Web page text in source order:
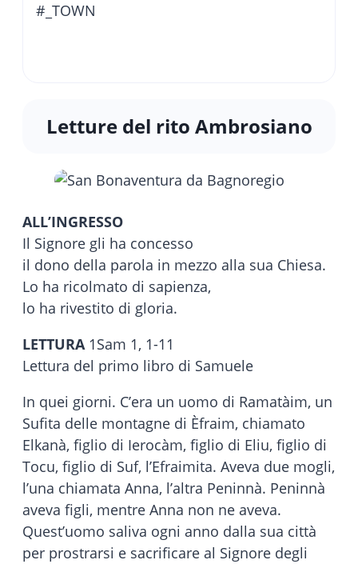
#_TOWN
Letture del rito Ambrosiano
ALL’INGRESSO
Il Signore gli ha concesso
il dono della parola in mezzo alla sua Chiesa.
Lo ha ricolmato di sapienza,
lo ha rivestito di gloria.
LETTURA1Sam 1, 1-11
Lettura del primo libro di Samuele
In quei giorni. C’era un uomo di Ramatàim, un
Sufita delle montagne di Èfraim, chiamato
Elkanà, figlio di Ierocàm, figlio di Eliu, figlio di
Tocu, figlio di Suf, l’Efraimita. Aveva due mogli,
l’una chiamata Anna, l’altra Peninnà. Peninnà
aveva figli, mentre Anna non ne aveva.
Quest’uomo saliva ogni anno dalla sua città
per prostrarsi e sacrificare al Signore degli